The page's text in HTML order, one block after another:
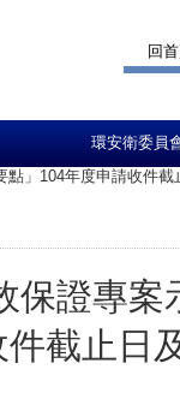
回
環安衛委員
」104年度申請收件截
保證專案
截止日